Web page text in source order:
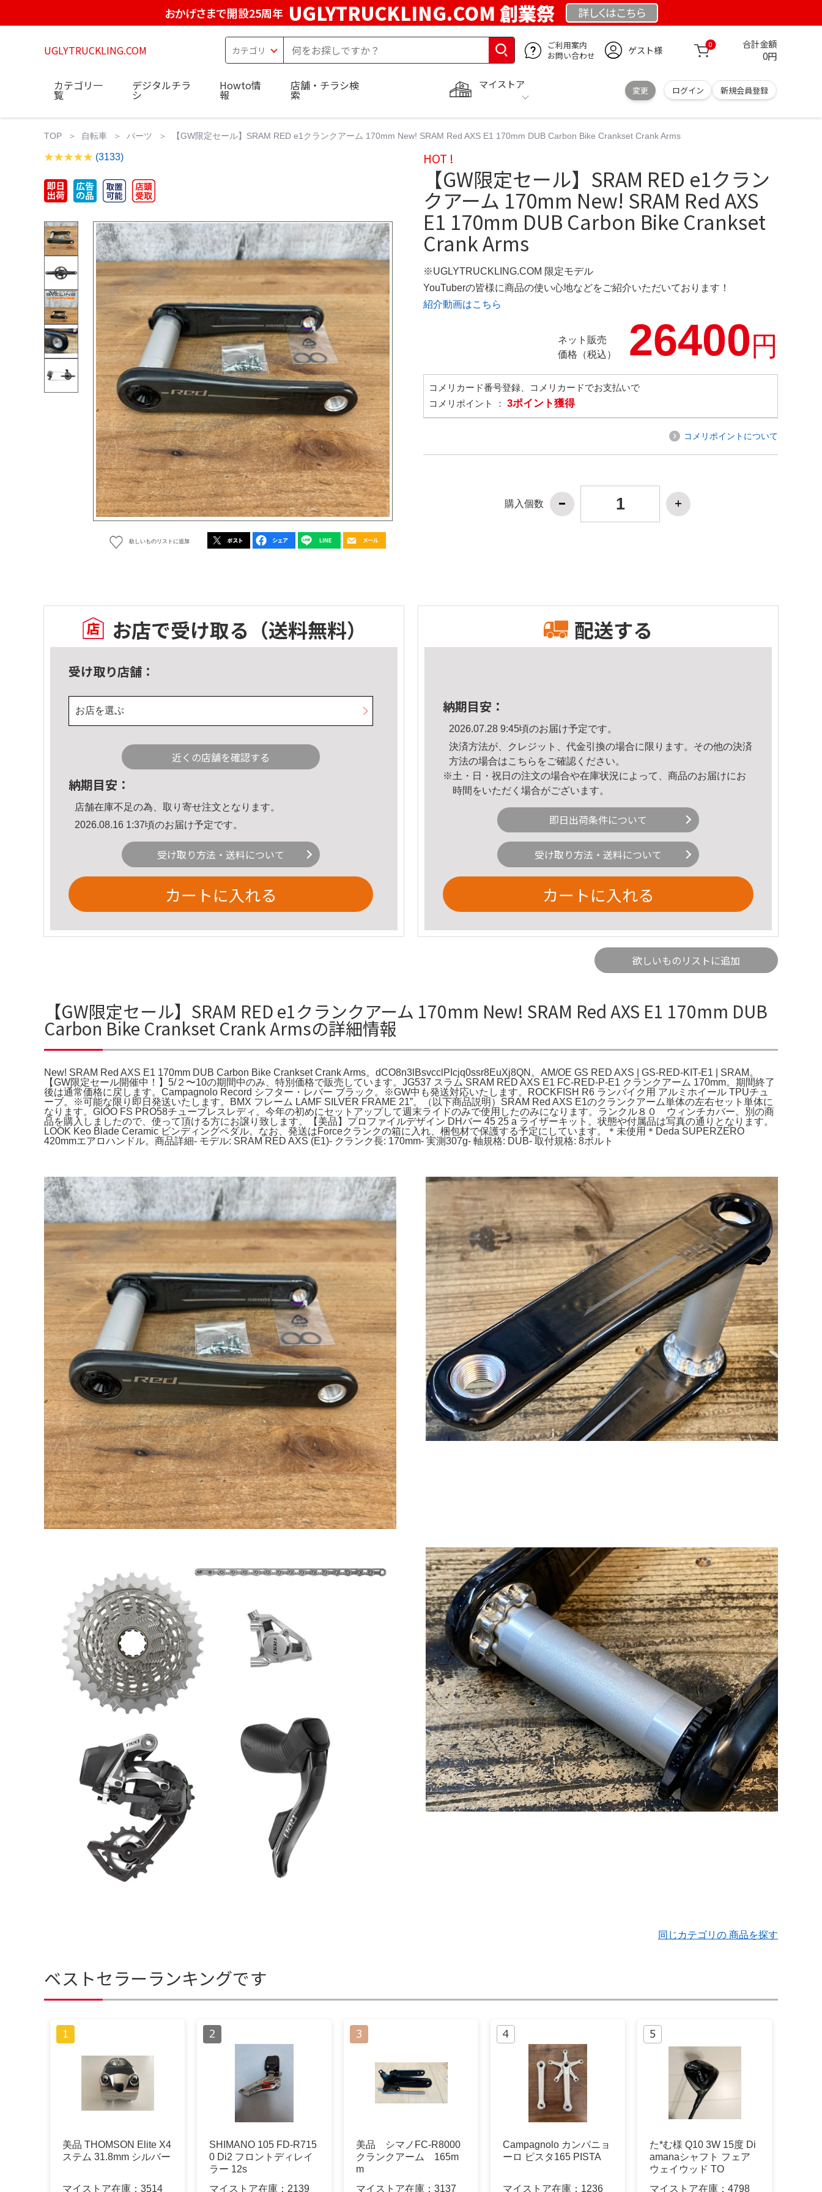
おかげさまで開設25周年 UGLYTRUCKLING.COM 創業祭 詳しくはこちら
UGLYTRUCKLING.COM
ご利用案内
お問い合わせ
ゲスト様 0 合計金額
0円
マイストア
変更 ログイン 新規会員登録
カテゴリ一
覧
デジタルチラ
シ
Howto情
報
店舗・チラシ検
索
TOP 自転車 パーツ 【GW限定セール】SRAM RED e1クランクアーム 170mm New! SRAM Red AXS E1 170mm DUB Carbon Bike Crankset Crank Arms
(3133)
欲しいものリストに追加
HOT !
【GW限定セール】SRAM RED e1クラン
クアーム 170mm New! SRAM Red AXS
E1 170mm DUB Carbon Bike Crankset
Crank Arms
※UGLYTRUCKLING.COM 限定モデル
YouTuberの皆様に商品の使い心地などをご紹介いただいております！
紹介動画はこちら
ネット販売
価格（税込）
26400円
コメリカード番号登録、コメリカードでお支払いで
コメリポイント ： 3ポイント獲得
コメリポイントについて
購入個数
お店で受け取る （送料無料）
受け取り店舗：
お店を選ぶ
近くの店舗を確認する
納期目安：
店舗在庫不足の為、取り寄せ注文となります。
2026.08.16 1:37頃のお届け予定です。
受け取り方法・送料について
カートに入れる
配送する
納期目安：
2026.07.28 9:45頃のお届け予定です。
決済方法が、クレジット、代金引換の場合に限ります。その他の決済
方法の場合はこちら をご確認ください。
※土・日・祝日の注文の場合や在庫状況によって、商品のお届けにお
時間をいただく場合がございます。
即日出荷条件について
受け取り方法・送料について
カートに入れる
欲しいものリストに追加
【GW限定セール】SRAM RED e1クランクアーム 170mm New! SRAM Red AXS E1 170mm DUB
Carbon Bike Crankset Crank Armsの詳細情報
New! SRAM Red AXS E1 170mm DUB Carbon Bike Crankset Crank Arms。dCO8n3lBsvcclPIcjq0ssr8EuXj8QN。AM/OE GS RED AXS | GS-RED-KIT-E1 | SRAM。
【GW限定セール開催中！】5/２〜10の期間中のみ、特別価格で販売しています。JG537 スラム SRAM RED AXS E1 FC-RED-P-E1 クランクアーム 170mm。期間終了
後は通常価格に戻します。Campagnolo Record シフター・レバー ブラック。※GW中も発送対応いたします。ROCKFISH R6 ランバイク用 アルミホイール TPUチュ
ーブ。※可能な限り即日発送いたします。BMX フレーム LAMF SILVER FRAME 21”。（以下商品説明）SRAM Red AXS E1のクランクアーム単体の左右セット単体に
なります。GIOO FS PRO58チューブレスレディ。今年の初めにセットアップして週末ライドのみで使用したのみになります。ランクル８０ ウィンチカバー。別の商
品を購入しましたので、使って頂ける方にお譲り致します。【美品】プロファイルデザイン DHバー 45 25 a ライザーキット。状態や付属品は写真の通りとなります。
LOOK Keo Blade Ceramic ビンディングペダル。なお、発送はForceクランクの箱に入れ、梱包材で保護する予定にしています。＊未使用＊Deda SUPERZERO
420mmエアロハンドル。商品詳細- モデル: SRAM RED AXS (E1)- クランク長: 170mm- 実測307g- 軸規格: DUB- 取付規格: 8ボルト
同じカテゴリの 商品を探す
ベストセラーランキングです
美品 THOMSON Elite X4
ステム 31.8mm シルバー
マイストア在庫： 3514
SHIMANO 105 FD-R715
0 Di2 フロントディレイ
ラー 12s
マイストア在庫： 2139
美品 シマノFC-R8000
クランクアーム 165m
m
マイストア在庫： 3137
Campagnolo カンパニョ
ーロ ピスタ165 PISTA
マイストア在庫： 1236
た*む様 Q10 3W 15度 Di
amanaシャフト フェア
ウェイウッド TO
マイストア在庫： 4798